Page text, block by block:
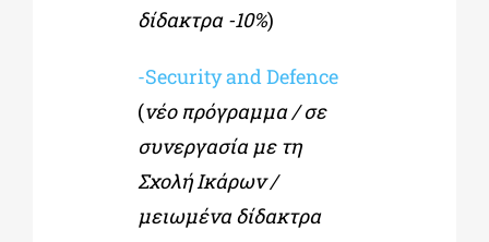
δίδακτρα -10%)
-Security and Defence
(νέο πρόγραμμα / σε
συνεργασία με τη
Σχολή Ικάρων /
μειωμένα δίδακτρα